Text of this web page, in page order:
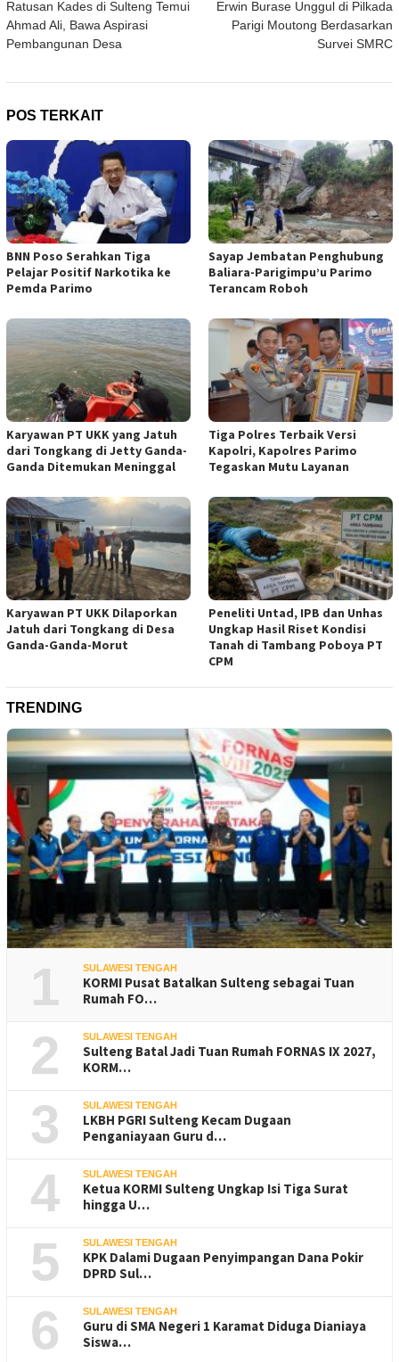
pos
Ratusan Kades di Sulteng Temui
Ahmad Ali, Bawa Aspirasi
Pembangunan Desa
Erwin Burase Unggul di Pilkada
Parigi Moutong Berdasarkan
Survei SMRC
POS TERKAIT
BNN Poso Serahkan Tiga
Pelajar Positif Narkotika ke
Pemda Parimo
Sayap Jembatan Penghubung
Baliara-Parigimpu’u Parimo
Terancam Roboh
Karyawan PT UKK yang Jatuh
dari Tongkang di Jetty Ganda-
Ganda Ditemukan Meninggal
Tiga Polres Terbaik Versi
Kapolri, Kapolres Parimo
Tegaskan Mutu Layanan
Karyawan PT UKK Dilaporkan
Jatuh dari Tongkang di Desa
Ganda-Ganda-Morut
Peneliti Untad, IPB dan Unhas
Ungkap Hasil Riset Kondisi
Tanah di Tambang Poboya PT
CPM
TRENDING
1 SULAWESI TENGAH
KORMI Pusat Batalkan Sulteng sebagai Tuan
Rumah FO…
2 SULAWESI TENGAH
Sulteng Batal Jadi Tuan Rumah FORNAS IX 2027,
KORM…
3 SULAWESI TENGAH
LKBH PGRI Sulteng Kecam Dugaan
Penganiayaan Guru d…
4 SULAWESI TENGAH
Ketua KORMI Sulteng Ungkap Isi Tiga Surat
hingga U…
5 SULAWESI TENGAH
KPK Dalami Dugaan Penyimpangan Dana Pokir
DPRD Sul…
6 SULAWESI TENGAH
Guru di SMA Negeri 1 Karamat Diduga Dianiaya
Siswa…